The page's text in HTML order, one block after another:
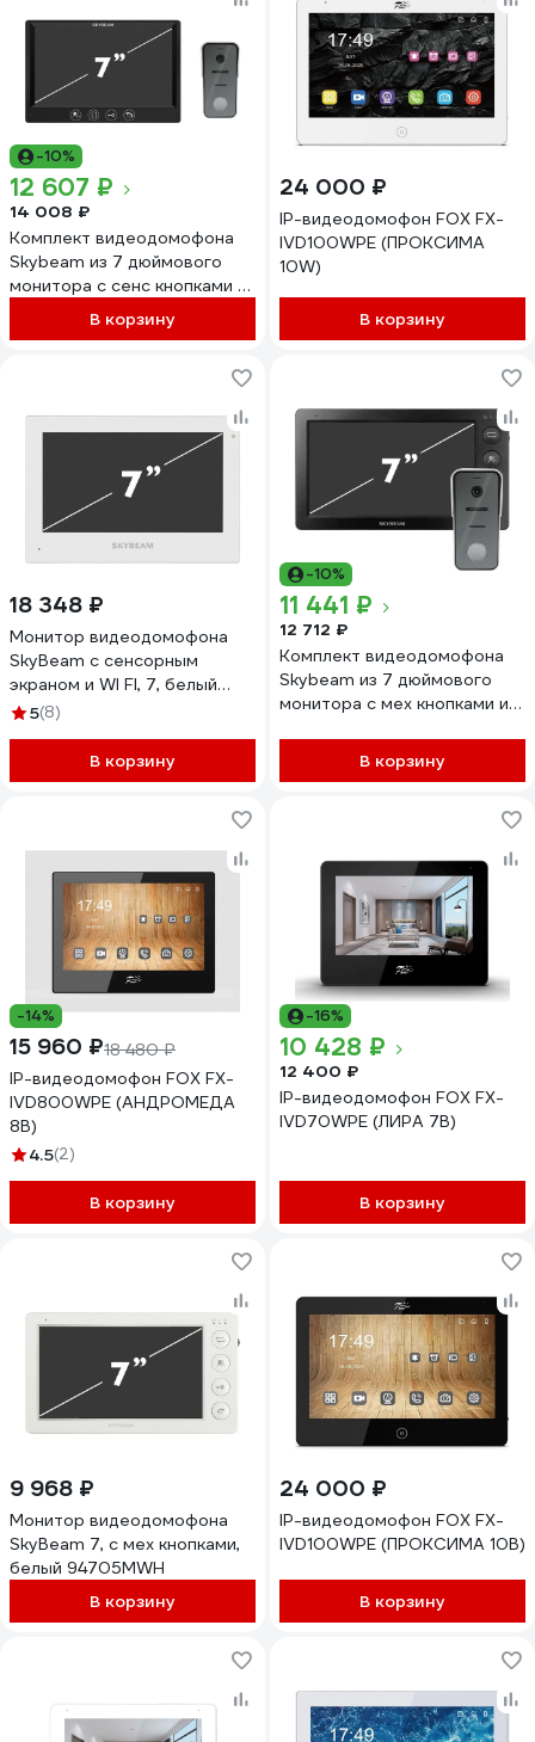
-10%
12 607 ₽
14 008 ₽
Комплект видеодомофона
Skybeam из 7 дюймового
монитора с сенс кнопками и
вызывной панели, черный
(94712HA+94208-1080PB
В корзину
24 000 ₽
IP-видеодомофон FOX FX-
IVD100WPE (ПРОКСИМА
10W)
В корзину
18 348 ₽
Монитор видеодомофона
SkyBeam с сенсорным
экраном и WI FI, 7, белый
95703HPWH
5(8)
В корзину
-10%
11 441 ₽
12 712 ₽
Комплект видеодомофона
Skybeam из 7 дюймового
монитора с мех кнопками и
(94705MA+94208-600TVL
94705MA+ 94208-
В корзину
-14%
15 960 ₽18 480 ₽
IP-видеодомофон FOX FX-
IVD800WPE (АНДРОМЕДА
8B)
4.5(2)
В корзину
-16%
10 428 ₽
12 400 ₽
IP-видеодомофон FOX FX-
IVD70WPE (ЛИРА 7B)
В корзину
9 968 ₽
Монитор видеодомофона
SkyBeam 7, с мех кнопками,
белый 94705MWH
В корзину
24 000 ₽
IP-видеодомофон FOX FX-
IVD100WPE (ПРОКСИМА 10B)
В корзину